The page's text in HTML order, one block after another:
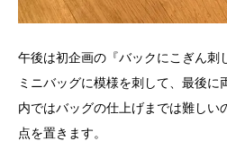
午後は初企画の『バックにこぎん刺
ミニバッグに模様を刺して、最後に
内ではバッグの仕上げまでは難しい
点を置きます。